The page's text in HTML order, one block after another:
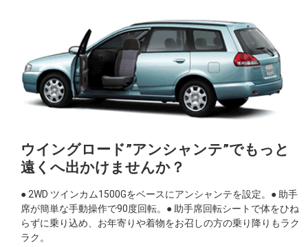
ウイングロード”アンシャンテ”でもっと
遠くへ出かけませんか？
● 2WD ツインカム1500Gをベースにアンシャンテを設定。● 助手
席が簡単な手動操作で90度回転。● 助手席回転シートで体をひね
らずに乗り込め、お年寄りや着物をお召しの方の乗り降りもラク
ラク。